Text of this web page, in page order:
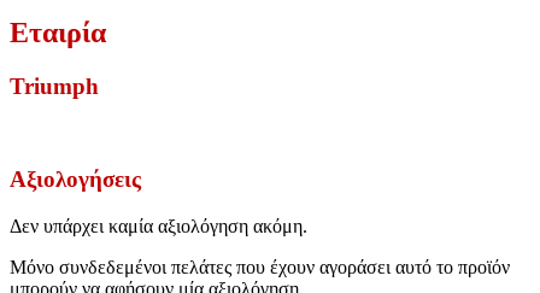
Εταιρία
Triumph
Αξιολογήσεις
Δεν υπάρχει καμία αξιολόγηση ακόμη.
Μόνο συνδεδεμένοι πελάτες που έχουν αγοράσει αυτό το προϊόν
μπορούν να αφήσουν μία αξιολόγηση.